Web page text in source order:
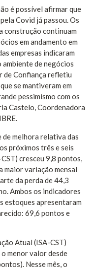
é possível afirmar que
Covid já passou. Os
construção continuam
em andamento em
empresas indicaram
ambiente de negócios
de Confiança refletiu
se mantiveram em
pessimismo com os
Castelo, Coordenadora
de melhora relativa das
próximos três e seis
cresceu 9,8 pontos,
maior variação mensal
da perda de 44,3
Ambos os indicadores
estoques apresentaram
69,6 pontos e
Atual (ISA-CST)
menor valor desde
Nesse mês, o